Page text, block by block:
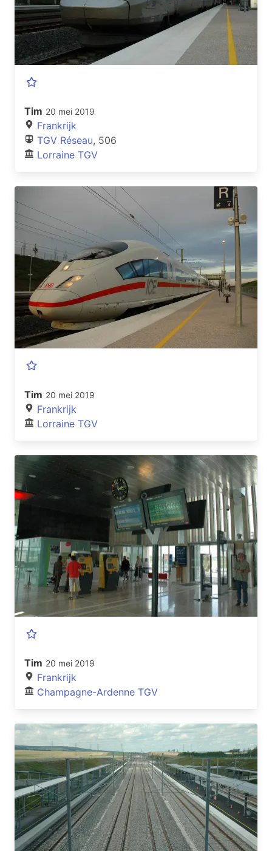
Tim 20 mei 2019
Frankrijk
TGV Réseau, 506
Lorraine TGV
Tim 20 mei 2019
Frankrijk
Lorraine TGV
Tim 20 mei 2019
Frankrijk
Champagne-Ardenne TGV